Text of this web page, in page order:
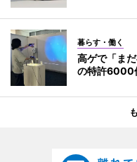
暮らす・働く
高ゲで「ま
の特許6000